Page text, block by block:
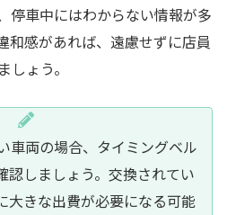
停車中にはわからない情報が多
和感があれば、遠慮せずに店員
ょう。
車両の場合、タイミングベル
認しましょう。交換されてい
大きな出費が必要になる可能